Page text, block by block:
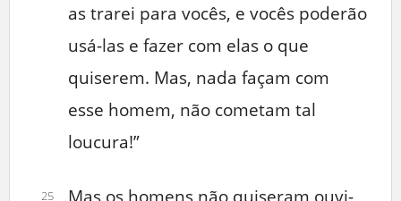
as trarei para vocês, e vocês poderão
usá-las e fazer com elas o que
quiserem. Mas, nada façam com
esse homem, não cometam tal
loucura!”
25 Mas os homens não quiseram ouvi-